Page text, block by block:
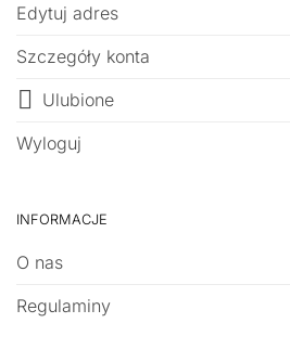
Edytuj adres
Szczegóły konta
Ulubione
Wyloguj
INFORMACJE
O nas
Regulaminy